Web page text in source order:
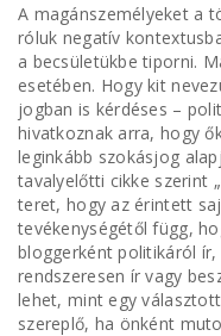
A magánszemélyeket a
róluk negatív
a becsületükbe tiporni.
esetében. Hogy kit
jogban is kérdéses –
hivatkoznak arra, hogy
leginkább szokásjog
tavalyelőtti cikke szerint
teret, hogy az érintett
tevékenységétől függ,
bloggerként politikáról
rendszeresen ír vagy
lehet, mint egy
szereplő, ha önként